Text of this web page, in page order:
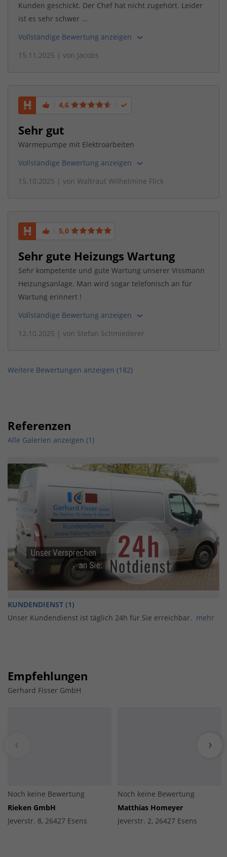
Kunden geschickt. Der Chef hat nicht zugehört. Leider
ist es sehr schwer ...
Vollständige Bewertung anzeigen
15.11.2025 | von Jacobs
4,6
Sehr gut
Wärmepumpe mit Elektroarbeiten
Vollständige Bewertung anzeigen
15.10.2025 | von Waltraut Wilhelmine Flick
5,0
Sehr gute Heizungs Wartung
Sehr kompetente und gute Wartung unserer Vissmann
Heizungsanlage. Man wird sogar telefonisch an für
Wartung erinnert !
Vollständige Bewertung anzeigen
12.10.2025 | von Stefan Schmiederer
Weitere Bewertungen anzeigen (182)
Referenzen
Alle Galerien anzeigen (1)
KUNDENDIENST (1)
Unser Kundendienst ist täglich 24h für Sie erreichbar. mehr
Empfehlungen
Gerhard Fisser GmbH
Noch keine Bewertung
Rieken GmbH
Jeverstr. 8, 26427 Esens
Noch keine Bewertung
Matthias Homeyer
Jeverstr. 2, 26427 Esens